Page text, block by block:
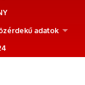
adatok